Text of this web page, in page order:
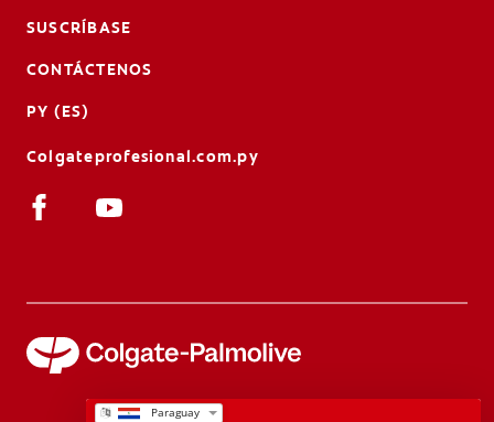
SUSCRÍBASE
CONTÁCTENOS
PY (ES)
Colgateprofesional.com.py